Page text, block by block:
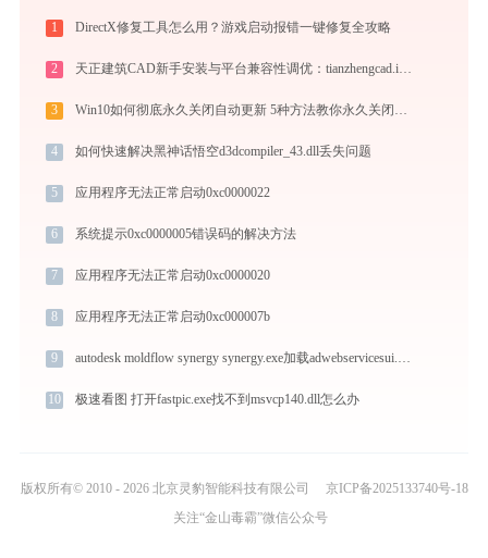
1 DirectX修复工具怎么用？游戏启动报错一键修复全攻略
2 天正建筑CAD新手安装与平台兼容性调优：tianzhengcad.ijinshan.com 绿色上手秘籍
3 Win10如何彻底永久关闭自动更新 5种方法教你永久关闭win10自动更新
4 如何快速解决黑神话悟空d3dcompiler_43.dll丢失问题
5 应用程序无法正常启动0xc0000022
6 系统提示0xc0000005错误码的解决方法
7 应用程序无法正常启动0xc0000020
8 应用程序无法正常启动0xc000007b
9 autodesk moldflow synergy synergy.exe加载adwebservicesui.dll文件丢失处理办法
10 极速看图 打开fastpic.exe找不到msvcp140.dll怎么办
版权所有© 2010 - 2026 北京灵豹智能科技有限公司
京ICP备2025133740号-18
关注“金山毒霸”微信公众号